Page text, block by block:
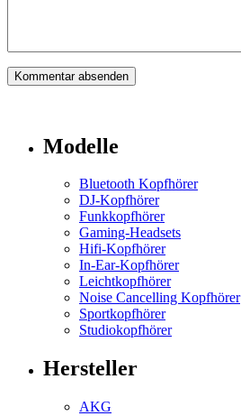
Modelle
Bluetooth Kopfhörer
DJ-Kopfhörer
Funkkopfhörer
Gaming-Headsets
Hifi-Kopfhörer
In-Ear-Kopfhörer
Leichtkopfhörer
Noise Cancelling Kopfhörer
Sportkopfhörer
Studiokopfhörer
Hersteller
AKG